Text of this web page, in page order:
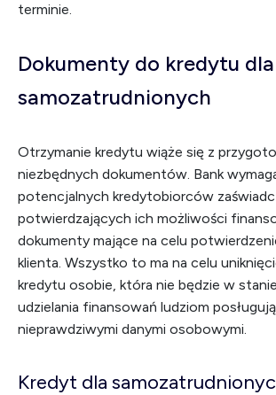
terminie.
Dokumenty do kredytu dla
samozatrudnionych
Otrzymanie kredytu wiąże się z
niezbędnych dokumentów. Bank
potencjalnych kredytobiorców
potwierdzających ich możliwości
dokumenty mające na celu
klienta. Wszystko to ma na celu
kredytu osobie, która nie będzie w
udzielania finansowań ludziom
nieprawdziwymi danymi osobowymi.
Kredyt dla